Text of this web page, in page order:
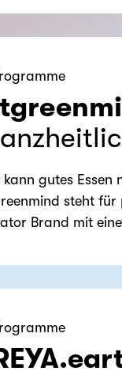
kann gutes Essen
steht für
Brand mit